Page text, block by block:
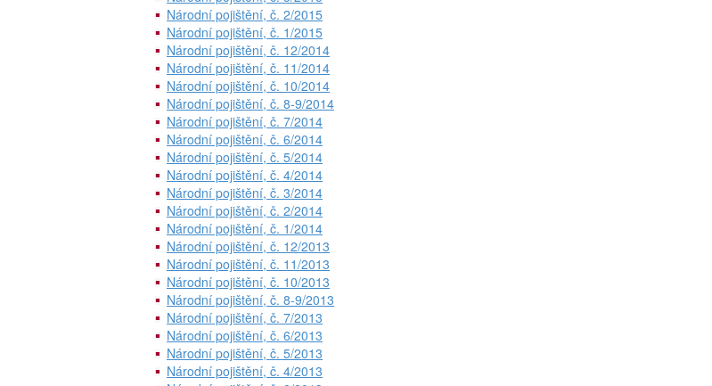
Národní pojištění, č. 2/2015
Národní pojištění, č. 1/2015
Národní pojištění, č. 12/2014
Národní pojištění, č. 11/2014
Národní pojištění, č. 10/2014
Národní pojištění, č. 8-9/2014
Národní pojištění, č. 7/2014
Národní pojištění, č. 6/2014
Národní pojištění, č. 5/2014
Národní pojištění, č. 4/2014
Národní pojištění, č. 3/2014
Národní pojištění, č. 2/2014
Národní pojištění, č. 1/2014
Národní pojištění, č. 12/2013
Národní pojištění, č. 11/2013
Národní pojištění, č. 10/2013
Národní pojištění, č. 8-9/2013
Národní pojištění, č. 7/2013
Národní pojištění, č. 6/2013
Národní pojištění, č. 5/2013
Národní pojištění, č. 4/2013